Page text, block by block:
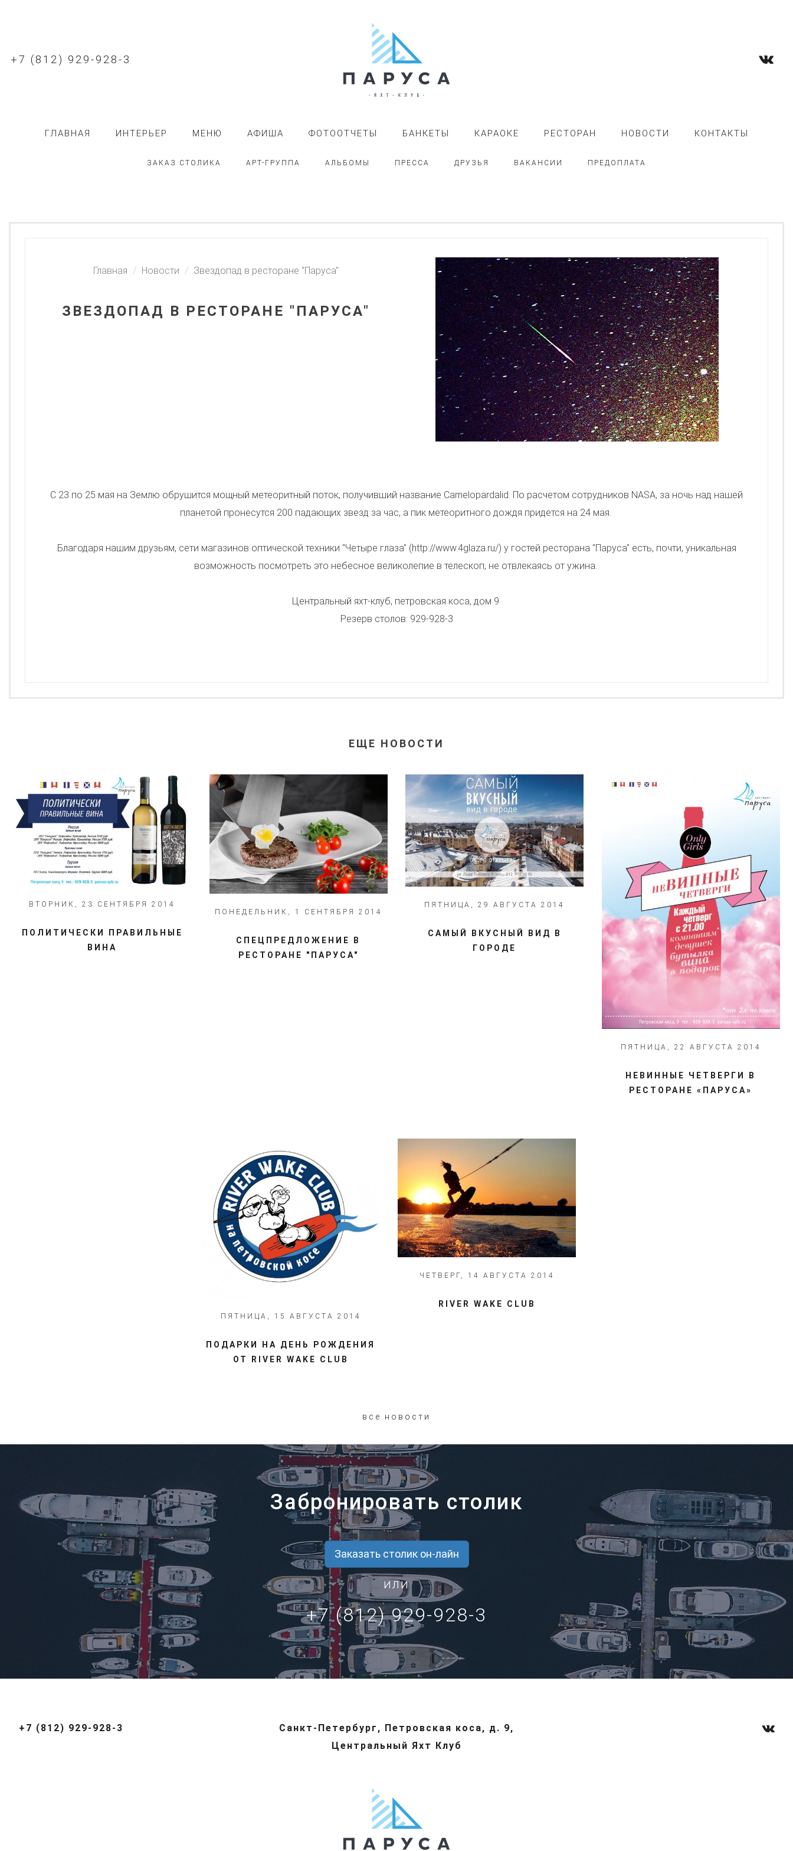
+7 (812) 929-928-3
ГЛАВНАЯ ИНТЕРЬЕР МЕНЮ АФИША ФОТООТЧЕТЫ БАНКЕТЫ КАРАОКЕ РЕСТОРАН НОВОСТИ КОНТАКТЫ
ЗАКАЗ СТОЛИКА АРТ-ГРУППА АЛЬБОМЫ ПРЕССА ДРУЗЬЯ ВАКАНСИИ ПРЕДОПЛАТА
Главная Новости Звездопад в ресторане "Паруса"
ЗВЕЗДОПАД В РЕСТОРАНЕ "ПАРУСА"
С 23 по 25 мая на Землю обрушится мощный метеоритный поток, получивший название Camelopardalid. По расчетом сотрудников NASA, за ночь над нашей
планетой пронесутся 200 падающих звезд за час, а пик метеоритного дождя придется на 24 мая.
Благодаря нашим друзьям, сети магазинов оптической техники "Четыре глаза" (http://www.4glaza.ru/) у гостей ресторана "Паруса" есть, почти, уникальная
возможность посмотреть это небесное великолепие в телескоп, не отвлекаясь от ужина.
Центральный яхт-клуб, петровская коса, дом 9
Резерв столов: 929-928-3
ЕЩЕ НОВОСТИ
ВТОРНИК, 23 СЕНТЯБРЯ 2014
ПОЛИТИЧЕСКИ ПРАВИЛЬНЫЕ
ВИНА
ПОНЕДЕЛЬНИК, 1 СЕНТЯБРЯ 2014
СПЕЦПРЕДЛОЖЕНИЕ В
РЕСТОРАНЕ "ПАРУСА"
ПЯТНИЦА, 29 АВГУСТА 2014
САМЫЙ ВКУСНЫЙ ВИД В
ГОРОДЕ
ПЯТНИЦА, 22 АВГУСТА 2014
НЕВИННЫЕ ЧЕТВЕРГИ В
РЕСТОРАНЕ «ПАРУСА»
ПЯТНИЦА, 15 АВГУСТА 2014
ПОДАРКИ НА ДЕНЬ РОЖДЕНИЯ
ОТ RIVER WAKE CLUB
ЧЕТВЕРГ, 14 АВГУСТА 2014
RIVER WAKE CLUB
все новости
Забронировать столик
Заказать столик он-лайн
или
+7 (812) 929-928-3
+7 (812) 929-928-3
Санкт-Петербург, Петровская коса, д. 9,
Центральный Яхт Клуб